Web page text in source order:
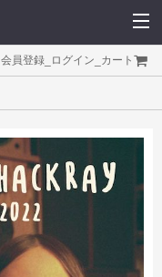
会員登録 ログイン カート